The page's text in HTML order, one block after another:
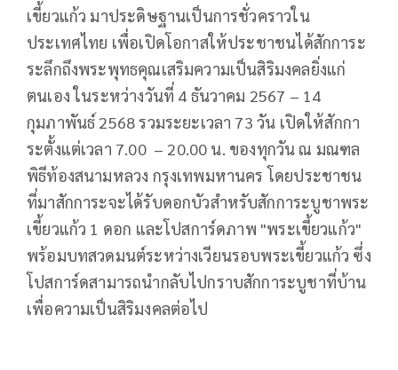
เขี้ยวแก้ว มาประดิษฐานเป็นการชั่วคราวใน
ประเทศไทย เพื่อเปิดโอกาสให้ประชาชนได้สักการะ
ระลึกถึงพระพุทธคุณเสริมความเป็นสิริมงคลยิ่งแก่
ตนเอง ในระหว่างวันที่ 4 ธันวาคม 2567 – 14
กุมภาพันธ์ 2568 รวมระยะเวลา 73 วัน เปิดให้สักกา
ระตั้งแต่เวลา 7.00 – 20.00 น. ของทุกวัน ณ มณฑล
พิธีท้องสนามหลวง กรุงเทพมหานคร โดยประชาชน
ที่มาสักการะจะได้รับดอกบัวสำหรับสักการะบูชาพระ
เขี้ยวแก้ว 1 ดอก และโปสการ์ดภาพ "พระเขี้ยวแก้ว"
พร้อมบทสวดมนต์ระหว่างเวียนรอบพระเขี้ยวแก้ว ซึ่ง
โปสการ์ดสามารถนำกลับไปกราบสักการะบูชาที่บ้าน
เพื่อความเป็นสิริมงคลต่อไป